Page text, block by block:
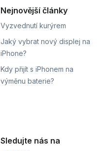
Nejnovější články
Vyzvednutí kurýrem
Jaký vybrat nový displej na
iPhone?
Kdy přijít s iPhonem na
výměnu baterie?
Sledujte nás na